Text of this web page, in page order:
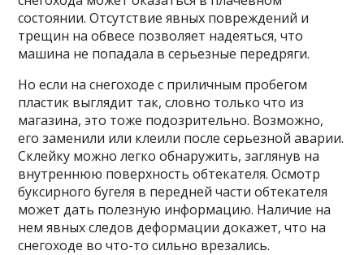
состоянии. Отсутствие явных повреждений и
трещин на обвесе позволяет надеяться, что
машина не попадала в серьезные передряги.
Но если на снегоходе с приличным пробегом
пластик выглядит так, словно только что из
магазина, это тоже подозрительно. Возможно,
его заменили или клеили после серьезной аварии.
Склейку можно легко обнаружить, заглянув на
внутреннюю поверхность обтекателя. Осмотр
буксирного бугеля в передней части обтекателя
может дать полезную информацию. Наличие на
нем явных следов деформации докажет, что на
снегоходе во что-то сильно врезались.